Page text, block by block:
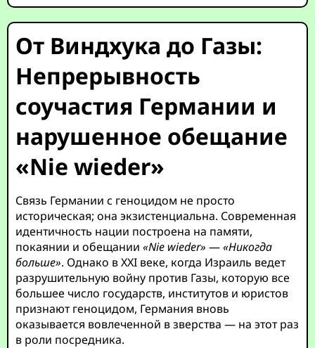
От Виндхука до Газы:
Непрерывность
соучастия Германии и
нарушенное обещание
«Nie wieder»
Связь Германии с геноцидом не просто
историческая; она экзистенциальна. Современная
идентичность нации построена на памяти,
покаянии и обещании«Nie wieder» —«Никогда
больше». Однако в XXI веке, когда Израиль ведет
разрушительную войну против Газы, которую все
большее число государств, институтов и юристов
признают геноцидом, Германия вновь
оказывается вовлеченной в зверства — на этот раз
в роли посредника.